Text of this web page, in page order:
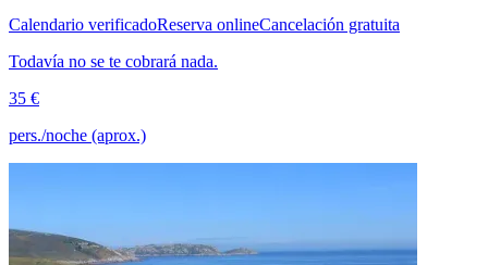
Calendario verificadoReserva onlineCancelación gratuita
Todavía no se te cobrará nada.
35 €
pers./noche (aprox.)